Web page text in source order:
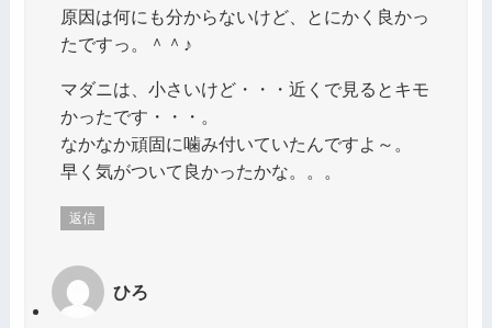
原因は何にも分からないけど、とにかく良かっ
たですっ。＾＾♪
マダニは、小さいけど・・・近くで見るとキモ
かったです・・・。
なかなか頑固に噛み付いていたんですよ～。
早く気がついて良かったかな。。。
返信
ひろ